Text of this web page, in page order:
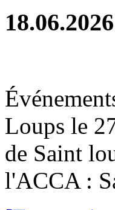
18.06.2026
Loups le
de Saint
l'ACCA :